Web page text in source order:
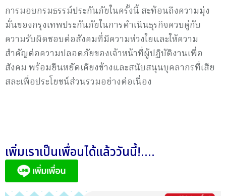
การมอบกรมธรรม์ประกันภัยในครั้งนี้ สะท้อนถึงความมุ่ง
มั่นของกรุงเทพประกันภัยในการดำเนินธุรกิจควบคู่กับ
ความรับผิดชอบต่อสังคมที่มีความห่วงใยและให้ความ
สำคัญต่อความปลอดภัยของเจ้าหน้าที่ผู้ปฏิบัติงานเพื่อ
สังคม พร้อมยืนหยัดเคียงข้างและสนับสนุนบุคลากรที่เสีย
สละเพื่อประโยชน์ส่วนรวมอย่างต่อเนื่อง
เพิ่มเราเป็นเพื่อนได้แล้ววันนี้!....